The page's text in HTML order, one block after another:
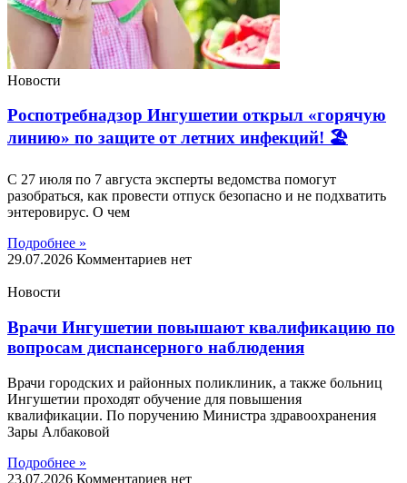
Новости
Роспотребнадзор Ингушетии открыл «горячую
линию» по защите от летних инфекций! 🏖
С 27 июля по 7 августа эксперты ведомства помогут
разобраться, как провести отпуск безопасно и не подхватить
энтеровирус. О чем
Подробнее »
29.07.2026 Комментариев нет
Новости
Врачи Ингушетии повышают квалификацию по
вопросам диспансерного наблюдения
Врачи городских и районных поликлиник, а также больниц
Ингушетии проходят обучение для повышения
квалификации. По поручению Министра здравоохранения
Зары Албаковой
Подробнее »
23.07.2026 Комментариев нет